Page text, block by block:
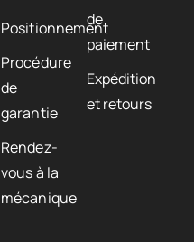
Positionnement
Procédure
de
garantie
Rendez-
vous à la
mécanique
de
paiement
Expédition
et retours